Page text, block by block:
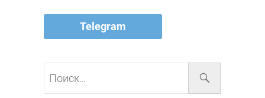
Telegram